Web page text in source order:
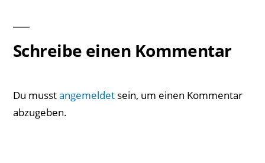
Schreibe einen Kommentar
Du musstangemeldet sein, um einen Kommentar
abzugeben.